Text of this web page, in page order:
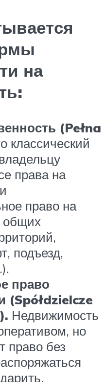
на
(Pełna
классический
права на
право на
общих
подъезд,
право
(Spółdzielcze
Недвижимость
но
право без